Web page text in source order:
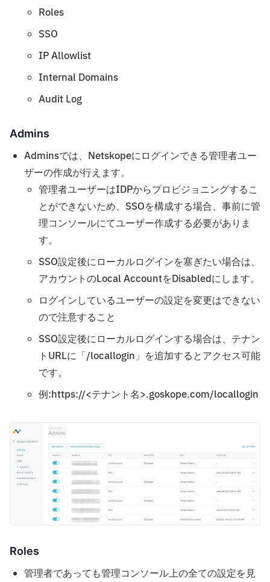
Roles
SSO
IP Allowlist
Internal Domains
Audit Log
Admins
Adminsでは、Netskopeにログインできる管理者ユー
ザーの作成が行えます。
管理者ユーザーはIDPからプロビジョニングするこ
とができないため、SSOを構成する場合、事前に管
理コンソールにてユーザー作成する必要がありま
す。
SSO設定後にローカルログインを塞ぎたい場合は、
アカウントのLocal AccountをDisabledにします。
ログインしているユーザーの設定を変更はできない
ので注意すること
SSO設定後にローカルログインする場合は、テナン
トURLに「/locallogin」を追加するとアクセス可能
です。
例:https://<テナント名>.goskope.com/locallogin
Roles
管理者であっても管理コンソール上の全ての設定を見